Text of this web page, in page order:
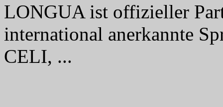
LONGUA ist offizieller
international anerkannte
CELI, ...